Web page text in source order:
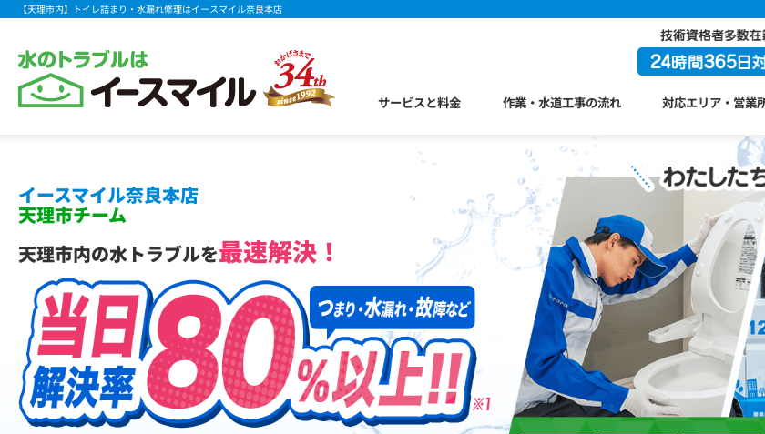
【天理市内】トイレ詰まり・水漏れ修理はイースマイル奈良本店
サービスと料金 作業・水道工事の流れ 対応エリア・営業
イースマイル奈良本店
天理市チーム
天理市内の水トラブルを最速解決！